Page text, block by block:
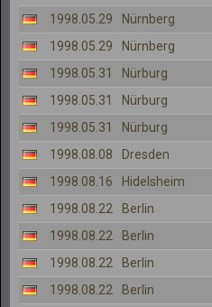
1998.05.29
Nürnberg
1998.05.29
Nürnberg
1998.05.31
Nürburg
1998.05.31
Nürburg
1998.05.31
Nürburg
1998.08.08
Dresden
1998.08.16
Hidelsheim
1998.08.22
Berlin
1998.08.22
Berlin
1998.08.22
Berlin
1998.08.22
Berlin